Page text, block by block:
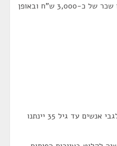
היו עובדים של כור ושם קיבלו שכר של כ-3,000 ש"ח ובאופן
אני אומר, אנא תחוקקו חוק שלגבי אנשים עד גיל 35 יינתנו